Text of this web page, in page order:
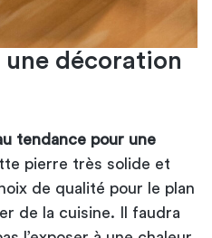
décoration
tendance pour une
pierre très solide et
de qualité pour le plan
de la cuisine. Il faudra